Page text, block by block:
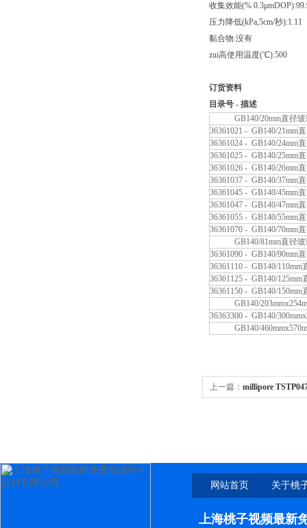
收集效能(% 0.3μ
压力降低(kPa,5cm/秒):1.11
黏合物:没有
zui高使用温度(℃):500
订货资料
目录号 - 描述
GB140/20mm直径玻
36361021 - GB140/21mm
36361024 - GB140/24mm
36361025 - GB140/25mm
36361026 - GB140/26mm
36361037 - GB140/37mm
36361045 - GB140/45mm
36361047 - GB140/47mm
36361055 - GB140/55mm
36361070 - GB140/70mm
GB140/81mm直径玻
36361090 - GB140/90mm
36361110 - GB140/
36361125 - GB140/
36361150 - GB140/
GB140/
36363300 - GB140/
GB140/
上一篇： millipore
网站首页 关于桃
新免
上海桃子视频最新